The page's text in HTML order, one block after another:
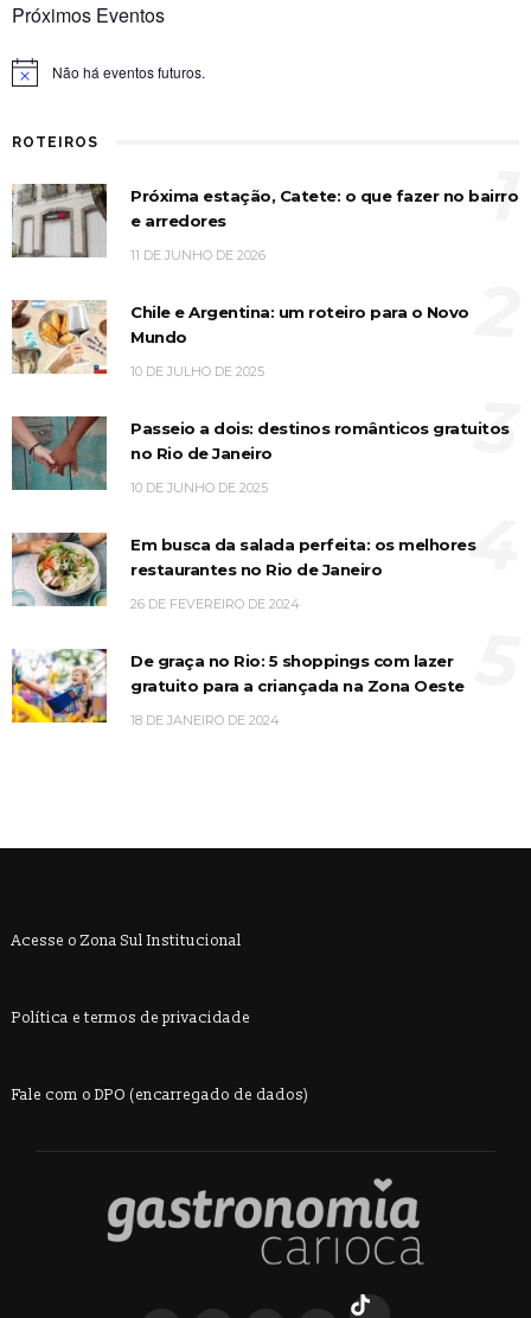
Próximos Eventos
Notice Não há eventos futuros.
ROTEIROS
Próxima estação, Catete: o que fazer no bairro
e arredores
11 DE JUNHO DE 2026
1
Chile e Argentina: um roteiro para o Novo
Mundo
10 DE JULHO DE 2025
Passeio a dois: destinos românticos gratuitos
no Rio de Janeiro
10 DE JUNHO DE 2025
3
Em busca da salada perfeita: os melhores
restaurantes no Rio de Janeiro
26 DE FEVEREIRO DE 2024
4
De graça no Rio: 5 shoppings com lazer
gratuito para a criançada na Zona Oeste
18 DE JANEIRO DE 2024
Acesse o Zona Sul Institucional
Política e termos de privacidade
Fale com o DPO (encarregado de dados)